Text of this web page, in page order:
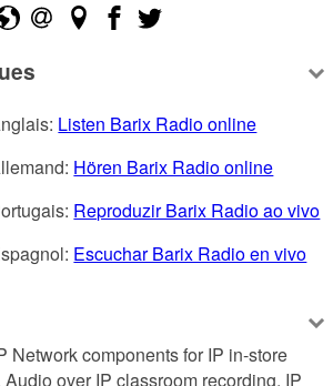
Listen Barix Radio online
Hören Barix Radio online
Reproduzir Barix Radio ao vivo
Escuchar Barix Radio en vivo
Network components for IP in-store
over IP classroom recording, IP